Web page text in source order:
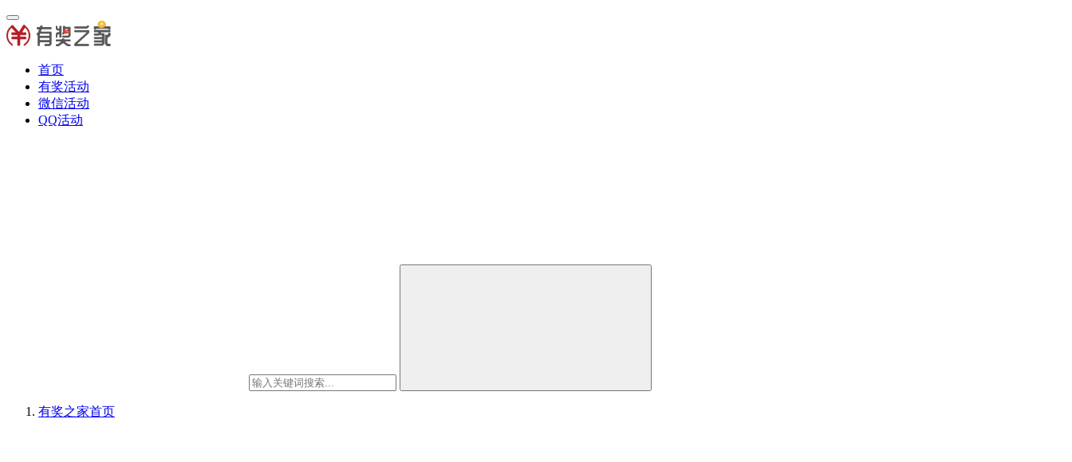
首页
有奖活动
微信活动
QQ活动
有奖之家首页